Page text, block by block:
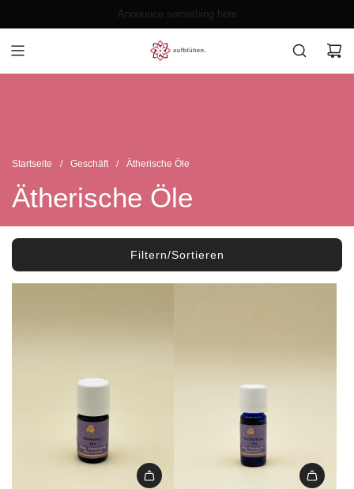
springen
Announce something here
Startseite / Geschäft / Ätherische Öle
Ätherische Öle
Filtern/Sortieren